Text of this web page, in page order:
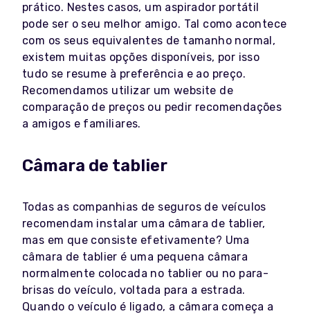
prático. Nestes casos, um aspirador portátil
pode ser o seu melhor amigo. Tal como acontece
com os seus equivalentes de tamanho normal,
existem muitas opções disponíveis, por isso
tudo se resume à preferência e ao preço.
Recomendamos utilizar um website de
comparação de preços ou pedir recomendações
a amigos e familiares.
Câmara de tablier
Todas as companhias de seguros de veículos
recomendam instalar uma câmara de tablier,
mas em que consiste efetivamente? Uma
câmara de tablier é uma pequena câmara
normalmente colocada no tablier ou no para-
brisas do veículo, voltada para a estrada.
Quando o veículo é ligado, a câmara começa a